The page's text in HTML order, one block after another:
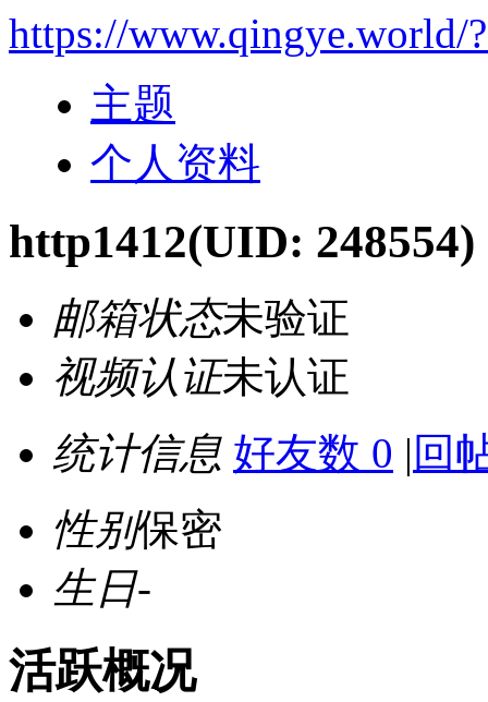
https://www.qingye.world/
主题
个人资料
http1412(UID: 248554)
邮箱状态未验证
视频认证未认证
统计信息 好友数 0 | 回
性别保密
生日-
活跃概况